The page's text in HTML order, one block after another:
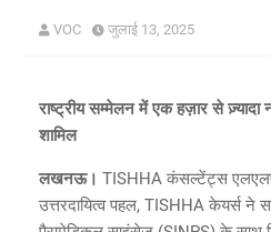
VOC जुलाई 13, 2025
राष्ट्रीय सम्मेलन में एक हज़ार से ज़्यादा
शामिल
लखनऊ। TISHHA कंसल्टेंट्स एलएलपी
उत्तरदायित्व पहल, TISHHA केयर्स ने